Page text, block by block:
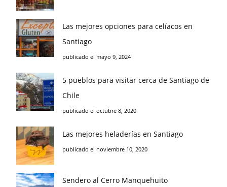
Las mejores opciones para celíacos en
Santiago
publicado el mayo 9, 2024
5 pueblos para visitar cerca de Santiago de
Chile
publicado el octubre 8, 2020
Las mejores heladerías en Santiago
publicado el noviembre 10, 2020
Sendero al Cerro Manquehuito